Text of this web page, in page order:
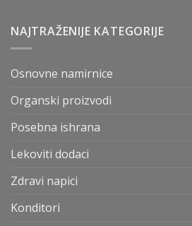
NAJTRAŽENIJE KATEGORIJE
Osnovne namirnice
Organski proizvodi
Posebna ishrana
Lekoviti dodaci
Zdravi napici
Konditori